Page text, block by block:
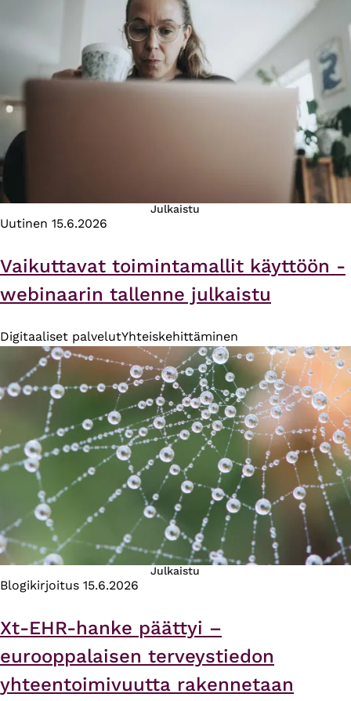
Julkaistu
Uutinen 15.6.2026
Vaikuttavat toimintamallit käyttöön -
webinaarin tallenne julkaistu
Digitaaliset palvelutYhteiskehittäminen
Julkaistu
Blogikirjoitus 15.6.2026
Xt-EHR-hanke päättyi –
eurooppalaisen terveystiedon
yhteentoimivuutta rakennetaan